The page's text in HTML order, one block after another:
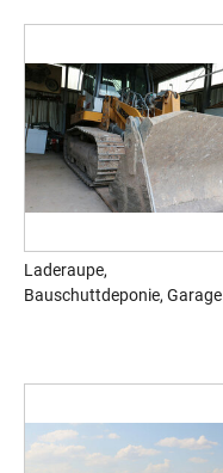
Laderaupe,
Bauschuttdeponie, Garage